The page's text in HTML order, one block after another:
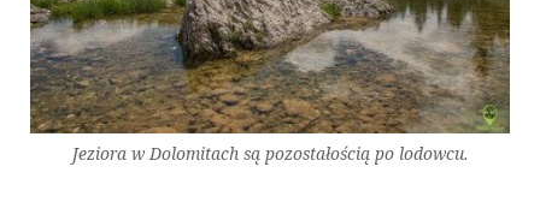
Jeziora w Dolomitach są pozostałością po lodowcu.